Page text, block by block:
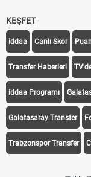
KEŞFET
iddaa Canlı Skor
Transfer Haberleri
iddaa Programı
Galatasaray Transfer
Trabzonspor Transfer